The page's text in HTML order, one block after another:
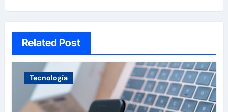
Related Post
Tecnología